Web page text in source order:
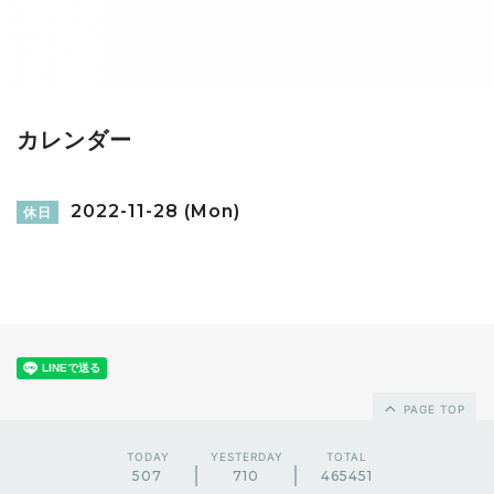
カレンダー
休日 2022-11-28 (Mon)
PAGE TOP
TODAY
507
YESTERDAY
710
TOTAL
465451